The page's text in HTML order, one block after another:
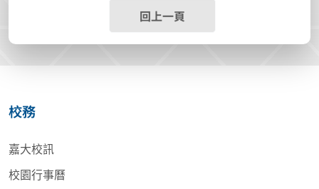
回上一頁
校務
嘉大校訊
校園行事曆